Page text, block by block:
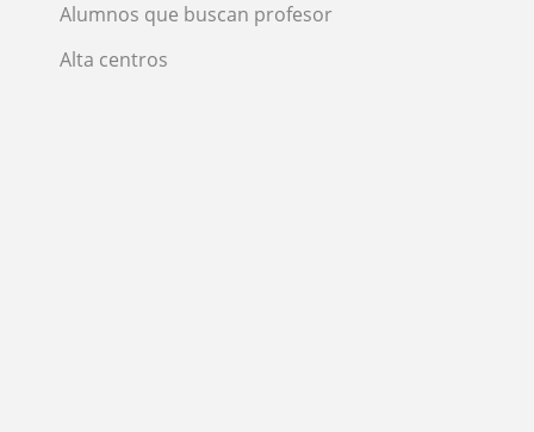
Alumnos que buscan profesor
Alta centros